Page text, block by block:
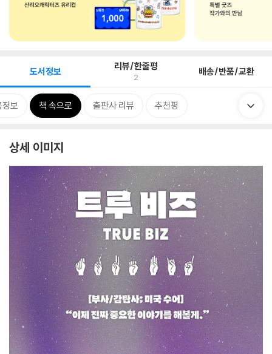
도서정보 리뷰/한줄평
2 배송/반품/교환
정보 책 속으로 출판사 리뷰 추천평
상세 이미지